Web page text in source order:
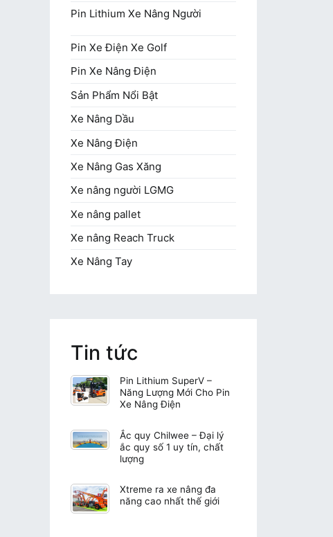
Pin Lithium Xe Nâng Người
Pin Xe Điện Xe Golf
Pin Xe Nâng Điện
Sản Phẩm Nổi Bật
Xe Nâng Dầu
Xe Nâng Điện
Xe Nâng Gas Xăng
Xe nâng người LGMG
Xe nâng pallet
Xe nâng Reach Truck
Xe Nâng Tay
Tin tức
Pin Lithium SuperV –
Năng Lượng Mới Cho Pin
Xe Nâng Điện
Ắc quy Chilwee – Đại lý
ắc quy số 1 uy tín, chất
lượng
Xtreme ra xe nâng đa
năng cao nhất thế giới